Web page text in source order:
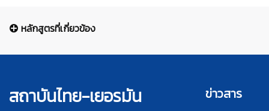
หลักสูตรที่เกี่ยวข้อง
สถาบันไทย-เยอรมัน ข่าวสาร